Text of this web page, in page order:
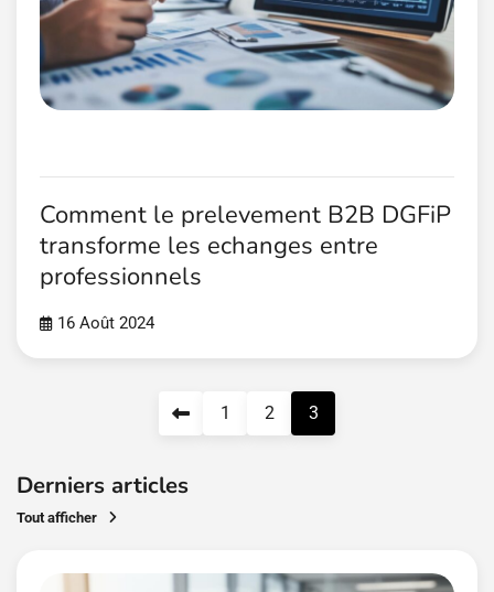
Comment le prelevement B2B DGFiP
transforme les echanges entre
professionnels
16 Août 2024
publications
1 2 3
Derniers articles
Tout afficher